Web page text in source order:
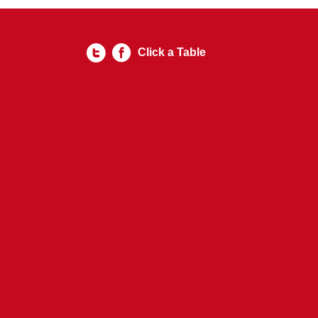
Click a Table